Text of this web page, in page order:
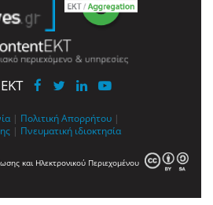
EKT
| Πολιτική Απορρήτου |
| Πνευματική ιδιοκτησία
και Ηλεκτρονικού Περιεχομένου